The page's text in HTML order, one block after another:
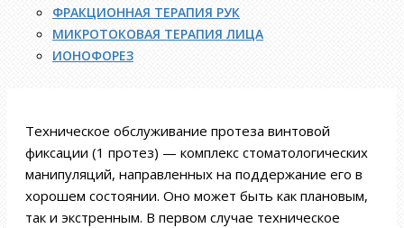
ФРАКЦИОННАЯ ТЕРАПИЯ РУК
МИКРОТОКОВАЯ ТЕРАПИЯ ЛИЦА
ИОНОФОРЕЗ
Техническое обслуживание протеза винтовой
фиксации (1 протез) — комплекс стоматологических
манипуляций, направленных на поддержание его в
хорошем состоянии. Оно может быть как плановым,
так и экстренным. В первом случае техническое